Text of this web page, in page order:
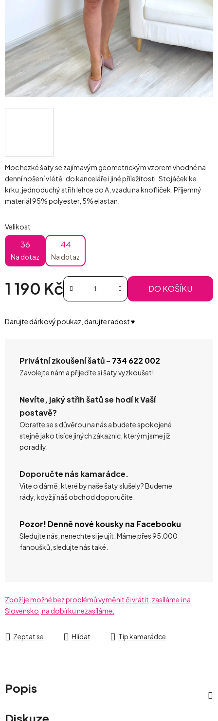
Moc hezké šaty se zajímavým geometrickým vzorem vhodné na
denní nošení v létě, do kanceláře i jiné příležitosti. Stojáček ke
krku, jednoduchý střih lehce do A, vzadu na knoflíček. Příjemný
materiál 95% polyester, 5% elastan.
Velikost
36
Na dotaz
44
Na dotaz
1 190 Kč DO KOŠÍKU
Darujte dárkový poukaz, darujte radost ♥️
Privátní zkoušení šatů - 734 622 002
Zavolejte nám a přijeďte si šaty vyzkoušet!
Nevíte, jaký střih šatů se hodí k Vaší
postavě?
Obraťte se s důvěrou na nás a budete spokojené
stejně jako tisíce jiných zákaznic, kterým jsme již
poradily.
Doporučte nás kamarádce.
Víte o dámě, které by naše šaty slušely? Budeme
rády, když jí náš obchod doporučíte.
Pozor! Denně nové kousky na Facebooku
Sledujte nás, nenechte si je ujít. Máme přes 95.000
fanoušků, sledujte nás také.
Zboží je možné bez problémů vyměnit či vrátit, zasíláme i na
Slovensko, na dobírku nezasíláme.
Zeptat se Hlídat Tip kamarádce
Popis
Diskuze